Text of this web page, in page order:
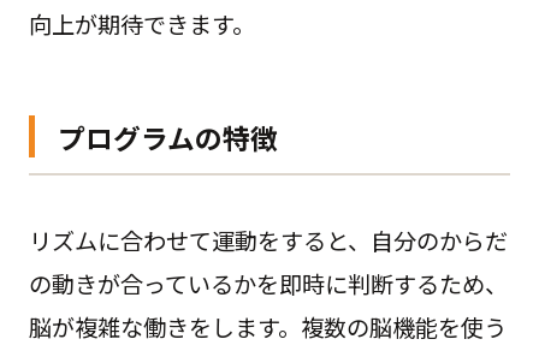
向上が期待できます。
プログラムの特徴
リズムに合わせて運動をすると、自分のからだ
の動きが合っているかを即時に判断するため、
脳が複雑な働きをします。複数の脳機能を使う